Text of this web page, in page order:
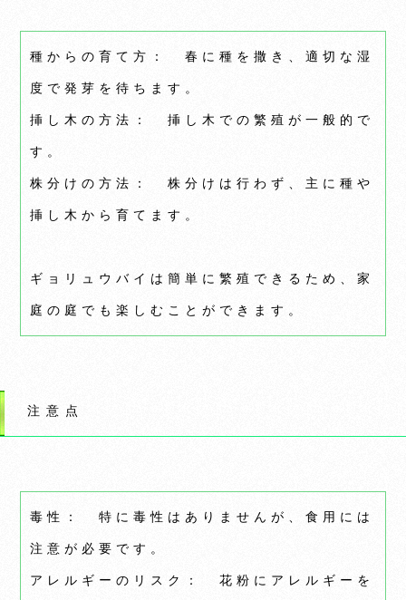
種からの育て方： 春に種を撒き、適切な湿
度で発芽を待ちます。
挿し木の方法： 挿し木での繁殖が一般的で
す。
株分けの方法： 株分けは行わず、主に種や
挿し木から育てます。
ギョリュウバイは簡単に繁殖できるため、家
庭の庭でも楽しむことができます。
注意点
毒性： 特に毒性はありませんが、食用には
注意が必要です。
アレルギーのリスク： 花粉にアレルギーを